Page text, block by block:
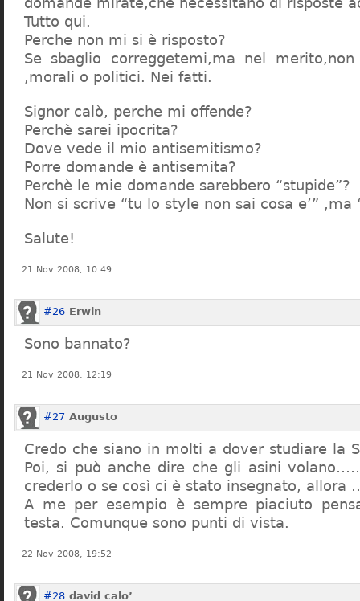
Tutto qui.
Perche non mi si è risposto?
Se sbaglio correggetemi,ma nel
,morali o politici. Nei fatti.
Signor calò, perche mi offende?
Perchè sarei ipocrita?
Dove vede il mio antisemitismo?
Porre domande è antisemita?
Perchè le mie domande sarebbero “stupide”?
Non si scrive “tu lo style non sai cosa e’” ,ma
Salute!
21 Nov 2008, 10:49
#26 Erwin
Sono bannato?
21 Nov 2008, 12:19
#27 Augusto
Credo che siano in molti a dover studiare la
Poi, si può anche dire che gli asini
crederlo o se così ci è stato insegnato,
A me per esempio è sempre piaciuto
testa. Comunque sono punti di vista.
22 Nov 2008, 19:52
#28 david calo’